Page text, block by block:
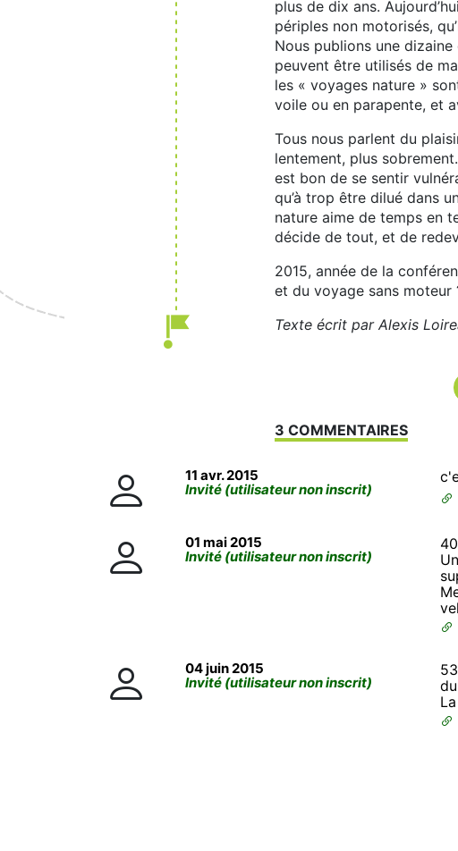
plus de dix ans.
périples non motorisés,
Nous publions une
peuvent être utilisés de
les « voyages nature »
voile ou en parapente, et
Tous nous parlent du
lentement, plus
est bon de se sentir
qu’à trop être dilué dans
nature aime de temps en
décide de tout, et de
2015, année de la
et du voyage sans moteur
Texte écrit par Alexis
3 COMMENTAIRES
11 avr. 2015
Invité (utilisateur non inscrit)
01 mai 2015
Invité (utilisateur non inscrit)
04 juin 2015
Invité (utilisateur non inscrit)